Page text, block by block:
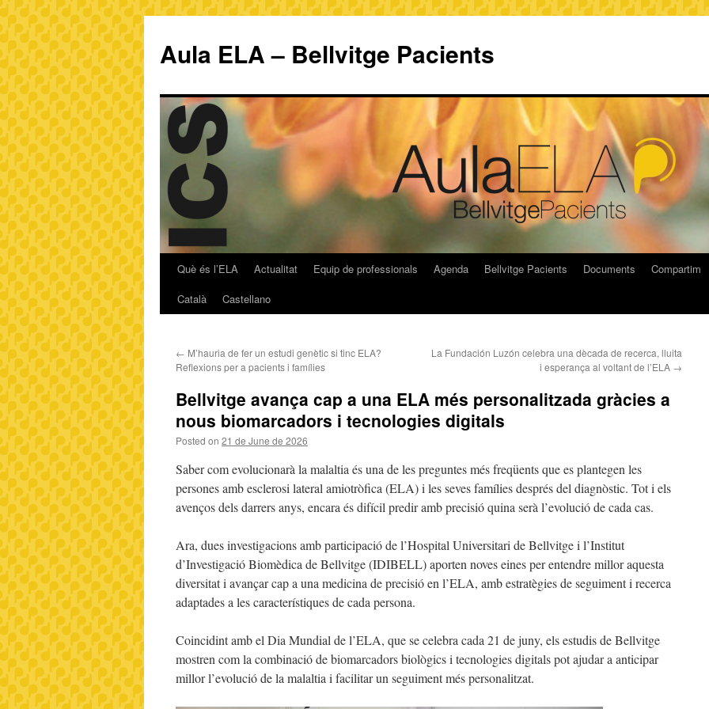
Aula ELA – Bellvitge Pacients
Què és l’ELA Actualitat Equip de professionals Agenda Bellvitge Pacients Documents Compartim
Català
Castellano
← M’hauria de fer un estudi genètic si tinc ELA?
Reflexions per a pacients i famílies
La Fundación Luzón celebra una dècada de recerca, lluita
i esperança al voltant de l’ELA →
Bellvitge avança cap a una ELA més personalitzada gràcies a
nous biomarcadors i tecnologies digitals
Posted on 21 de June de 2026
Saber com evolucionarà la malaltia és una de les preguntes més freqüents que es plantegen les
persones amb esclerosi lateral amiotròfica (ELA) i les seves famílies després del diagnòstic. Tot i els
avenços dels darrers anys, encara és difícil predir amb precisió quina serà l’evolució de cada cas.
Ara, dues investigacions amb participació de l’Hospital Universitari de Bellvitge i l’Institut
d’Investigació Biomèdica de Bellvitge (IDIBELL) aporten noves eines per entendre millor aquesta
diversitat i avançar cap a una medicina de precisió en l’ELA, amb estratègies de seguiment i recerca
adaptades a les característiques de cada persona.
Coincidint amb el Dia Mundial de l’ELA, que se celebra cada 21 de juny, els estudis de Bellvitge
mostren com la combinació de biomarcadors biològics i tecnologies digitals pot ajudar a anticipar
millor l’evolució de la malaltia i facilitar un seguiment més personalitzat.